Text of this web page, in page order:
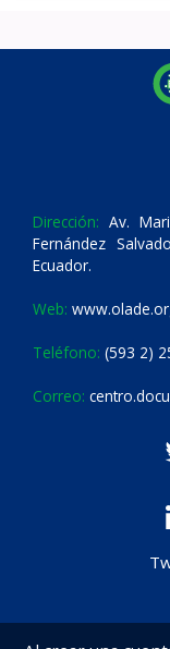
Dirección: Av.
Fernández
Ecuador.
Web:
Teléfono: (593 2)
Correo: